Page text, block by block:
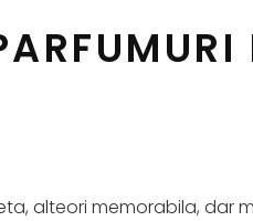
alteori memorabila, dar